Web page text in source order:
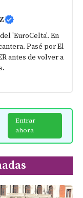
'EuroCelta'. En
Pasé por El
antes de volver a
Entrar
ahora